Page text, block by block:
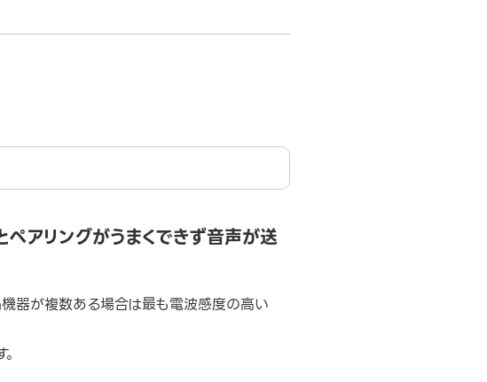
アリングがうまくできず音声が送
器が複数ある場合は最も電波感度の高い